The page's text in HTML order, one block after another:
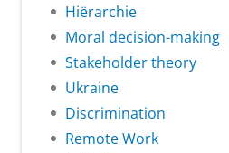
Hiërarchie
Moral decision-making
Stakeholder theory
Ukraine
Discrimination
Remote Work